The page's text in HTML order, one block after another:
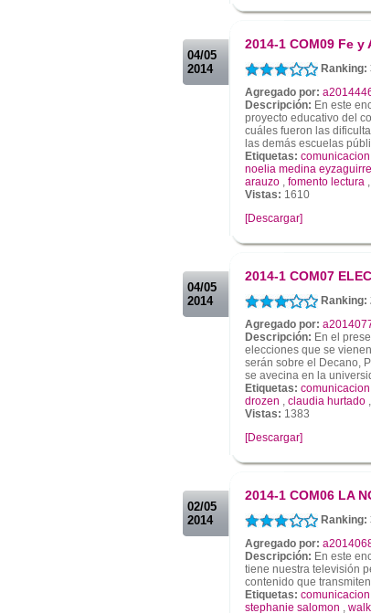
04/05
2014
2014-1 COM09 Fe
Ranking:
Agregado por:
Descripción: En este
proyecto educativo del
cuáles fueron las
las demás escuelas
Etiquetas: comunicacion
noelia medina eyzaguirre
arauzo , fomento lectura ,
Vistas: 1610
[Descargar]
04/05
2014
2014-1 COM07
Ranking:
Agregado por:
Descripción: En el
elecciones que se
serán sobre el Decano,
se avecina en la
Etiquetas: comunicacion
drozen , claudia hurtado ,
Vistas: 1383
[Descargar]
02/05
2014
2014-1 COM06 LA
Ranking:
Agregado por:
Descripción: En este
tiene nuestra televisión
contenido que
Etiquetas: comunicacion
stephanie salomon ,